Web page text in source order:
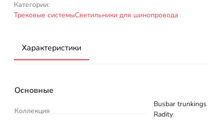
Категории:
Трековые системыСветильники для шинопровода
Характеристики
Основные
Коллекция
Busbar trunkings
Radity